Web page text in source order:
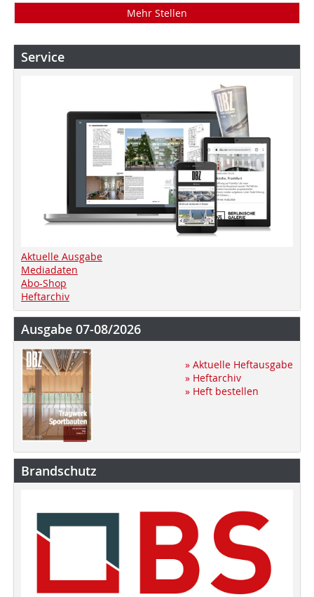
Mehr Stellen
Service
Aktuelle Ausgabe
Mediadaten
Abo-Shop
Heftarchiv
Ausgabe 07-08/2026
» Aktuelle Heftausgabe
» Heftarchiv
» Heft bestellen
Brandschutz